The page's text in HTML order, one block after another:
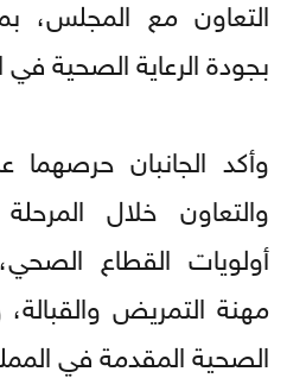
التعاون مع المجلس،
بجودة الرعاية الصحية في
وأكد الجانبان
والتعاون خلال
أولويات القطاع
مهنة التمريض
الصحية المقدمة في